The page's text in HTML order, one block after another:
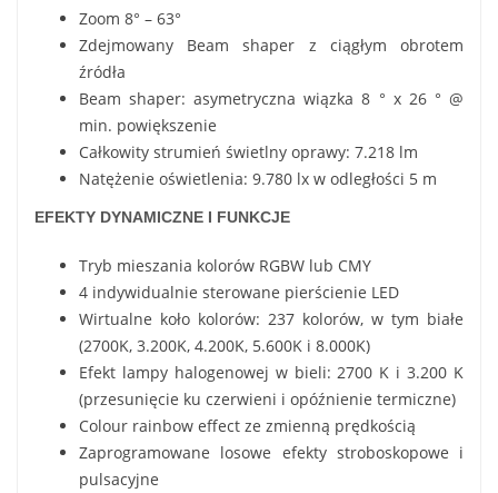
Zoom 8° – 63°
Zdejmowany Beam shaper z ciągłym obrotem
źródła
Beam shaper: asymetryczna wiązka 8 ° x 26 ° @
min. powiększenie
Całkowity strumień świetlny oprawy: 7.218 lm
Natężenie oświetlenia: 9.780 lx w odległości 5 m
EFEKTY DYNAMICZNE I FUNKCJE
Tryb mieszania kolorów RGBW lub CMY
4 indywidualnie sterowane pierścienie LED
Wirtualne koło kolorów: 237 kolorów, w tym białe
(2700K, 3.200K, 4.200K, 5.600K i 8.000K)
Efekt lampy halogenowej w bieli: 2700 K i 3.200 K
(przesunięcie ku czerwieni i opóźnienie termiczne)
Colour rainbow effect ze zmienną prędkością
Zaprogramowane losowe efekty stroboskopowe i
pulsacyjne